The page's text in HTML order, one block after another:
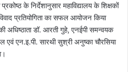
के निर्देशानुसार महाविद्यालय के शिक्षकों
प्रतियोगिता का सफल आयोजन किया
अधिष्ठाता डॉ. आरती गुहे, एनईपी समन्वयक
एन.इ.पी. सारथी सुश्री अनुष्का चौरसिया